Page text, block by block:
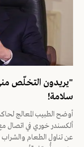
"يريدون التخلّص
سلامة!
أوضح الطبيب المعالج
ألكسندر خوري في اتصال
عن تناول الطعام والشراب